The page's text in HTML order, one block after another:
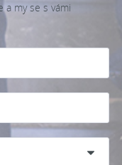
a my se s vámi